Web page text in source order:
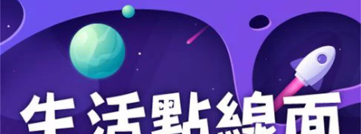
美食蛋糕 民生用品
運動休閒 親子玩具